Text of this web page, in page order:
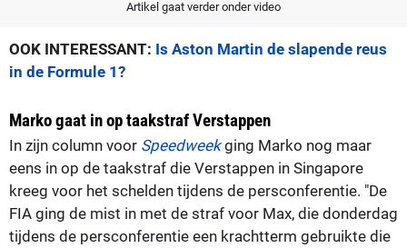
Artikel gaat verder onder video
OOK INTERESSANT: Is Aston Martin de slapende reus
in de Formule 1?
Marko gaat in op taakstraf Verstappen
In zijn column voor Speedweekging Marko nog maar
eens in op de taakstraf die Verstappen in Singapore
kreeg voor het schelden tijdens de persconferentie. "De
FIA ​​ging de mist in met de straf voor Max, die donderdag
tijdens de persconferentie een krachtterm gebruikte die